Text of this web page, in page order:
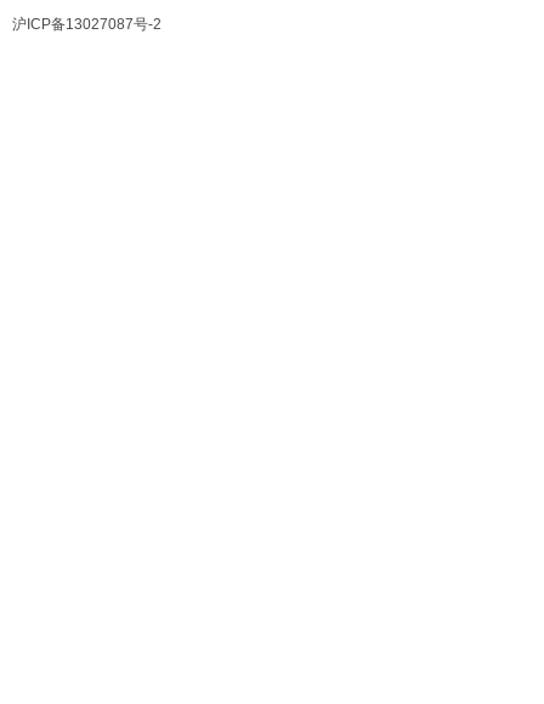
沪ICP备13027087号-2